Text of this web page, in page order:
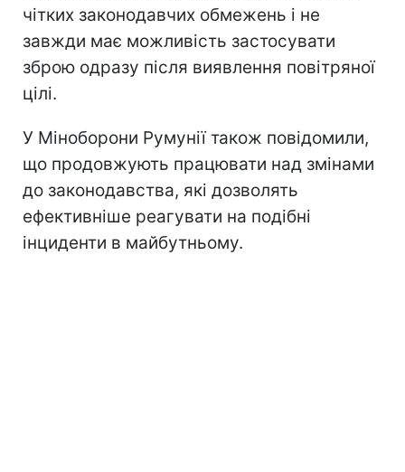
чітких законодавчих обмежень і не
завжди має можливість застосувати
зброю одразу після виявлення повітряної
цілі.
У Міноборони Румунії також повідомили,
що продовжують працювати над змінами
до законодавства, які дозволять
ефективніше реагувати на подібні
інциденти в майбутньому.